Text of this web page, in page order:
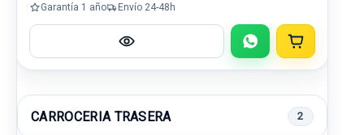
Garantía 1 año Envío 24-48h
CARROCERIA TRASERA 2